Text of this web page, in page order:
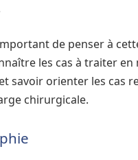
de penser à
les cas à traiter en
savoir orienter les cas
chirurgicale.